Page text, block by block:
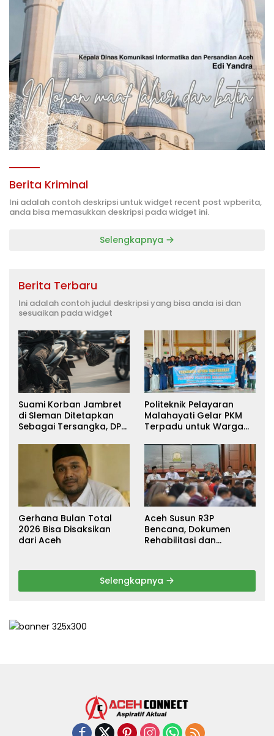
Berita Kriminal
Ini adalah contoh deskripsi untuk widget recent post wpberita,
anda bisa memasukkan deskripsi pada widget ini.
Selengkapnya
Berita Terbaru
Ini adalah contoh judul deskripsi yang bisa anda isi dan
sesuaikan pada widget
Suami Korban Jambret
di Sleman Ditetapkan
Sebagai Tersangka, DPR
Keadilan
Politeknik Pelayaran
Malahayati Gelar PKM
Terpadu untuk Warga
Pidie Jaya
Gerhana Bulan Total
2026 Bisa Disaksikan
dari Aceh
Aceh Susun R3P
Bencana, Dokumen
Rehabilitasi dan
Selengkapnya